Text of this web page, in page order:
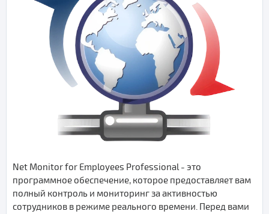
Net Monitor for Employees Professional - это
программное обеспечение, которое предоставляет вам
полный контроль и мониторинг за активностью
сотрудников в режиме реального времени. Перед вами